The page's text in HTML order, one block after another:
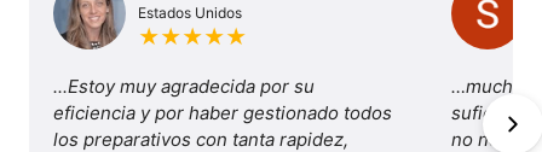
Estados Unidos
★★★★★
...Estoy muy agradecida por su
eficiencia y por haber gestionado todos
los preparativos con tanta rapidez,
…mucha
suficiente
no